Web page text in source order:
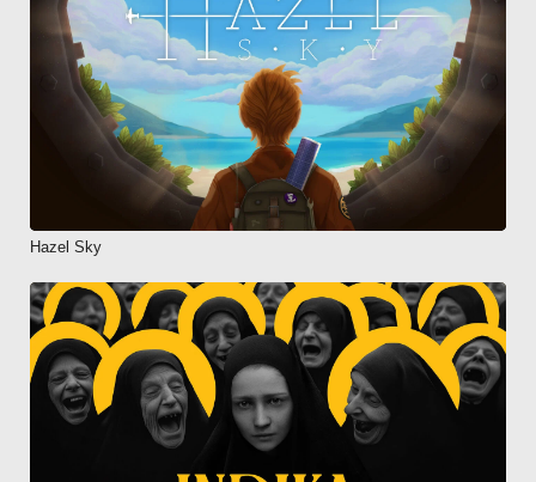
Hazel Sky